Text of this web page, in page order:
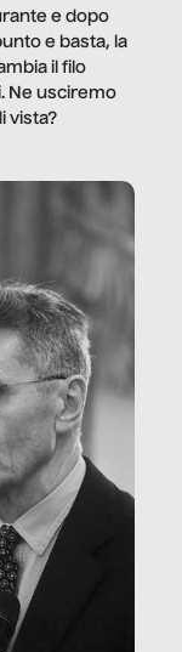
e dopo
e basta, la
il filo
Ne usciremo
vista?